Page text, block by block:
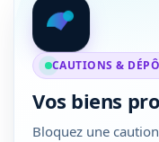
CAUTIONS &
Vos biens
Bloquez une